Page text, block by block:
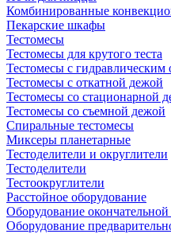
Комбинированные
Пекарские шкафы
Тестомесы
Тестомесы для крутого теста
Тестомесы с
Тестомесы с откатной дежой
Тестомесы со стационарной
Тестомесы со съемной дежой
Спиральные тестомесы
Миксеры планетарные
Тестоделители и округлители
Тестоделители
Тестоокруглители
Расстойное оборудование
Оборудование окончательной
Оборудование